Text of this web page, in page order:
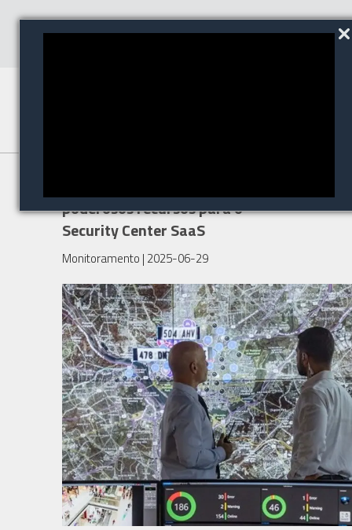
poderosos recursos para o
Security Center SaaS
Monitoramento | 2025-06-29